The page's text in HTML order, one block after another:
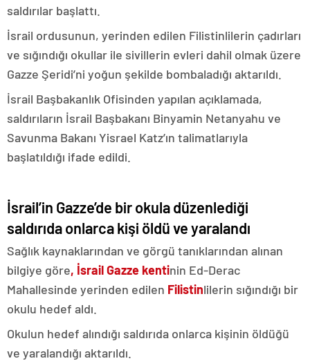
saldırılar başlattı.
İsrail ordusunun, yerinden edilen Filistinlilerin çadırları
ve sığındığı okullar ile sivillerin evleri dahil olmak üzere
Gazze Şeridi’ni yoğun şekilde bombaladığı aktarıldı.
İsrail Başbakanlık Ofisinden yapılan açıklamada,
saldırıların İsrail Başbakanı Binyamin Netanyahu ve
Savunma Bakanı Yisrael Katz’ın talimatlarıyla
başlatıldığı ifade edildi.
İsrail’in Gazze’de bir okula düzenlediği
saldırıda onlarca kişi öldü ve yaralandı
Sağlık kaynaklarından ve görgü tanıklarından alınan
bilgiye göre, İsrail Gazze kentinin Ed-Derac
Mahallesinde yerinden edilen Filistinlilerin sığındığı bir
okulu hedef aldı.
Okulun hedef alındığı saldırıda onlarca kişinin öldüğü
ve yaralandığı aktarıldı.